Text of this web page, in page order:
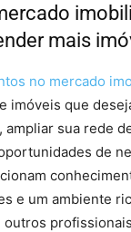
mais
no mercado
imóveis que
ampliar sua rede
de
e um ambiente